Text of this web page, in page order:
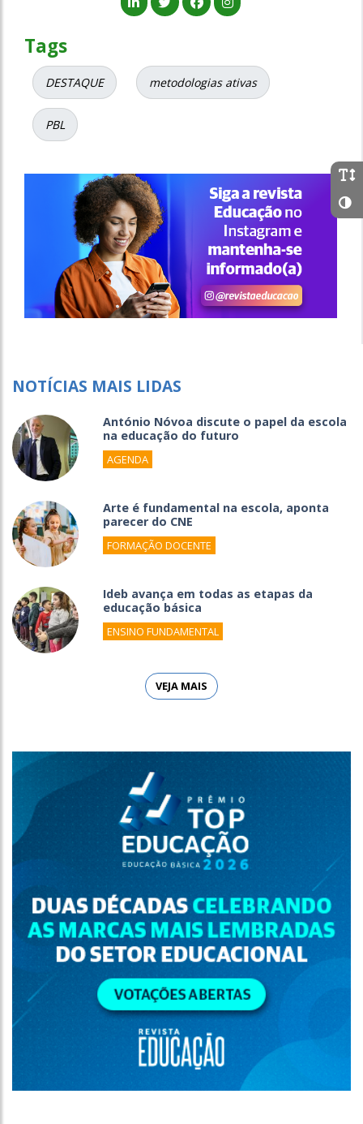
Tags
DESTAQUE metodologias ativas
PBL
NOTÍCIAS MAIS LIDAS
António Nóvoa discute o papel da escola
na educação do futuro
AGENDA
Arte é fundamental na escola, aponta
parecer do CNE
FORMAÇÃO DOCENTE
Ideb avança em todas as etapas da
educação básica
ENSINO FUNDAMENTAL
VEJA MAIS